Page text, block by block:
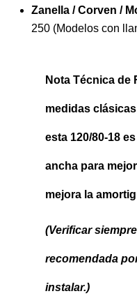
Zanella / Corven /
250 (Modelos con
Nota Técnica de
medidas
esta 120/80-18
ancha para
mejora la
(Verificar
recomendada
instalar.)